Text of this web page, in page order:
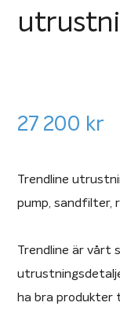
27 200 kr
Trendline
pump, sandfilter,
Trendline är vårt
ha bra